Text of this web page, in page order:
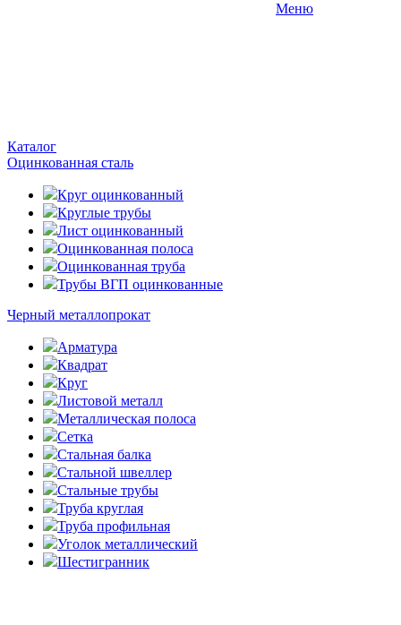
Меню
Каталог
Оцинкованная сталь
Круг оцинкованный
Круглые трубы
Лист оцинкованный
Оцинкованная полоса
Оцинкованная труба
Трубы ВГП оцинкованные
Черный металлопрокат
Арматура
Квадрат
Круг
Листовой металл
Металлическая полоса
Сетка
Стальная балка
Стальной швеллер
Стальные трубы
Труба круглая
Труба профильная
Уголок металлический
Шестигранник